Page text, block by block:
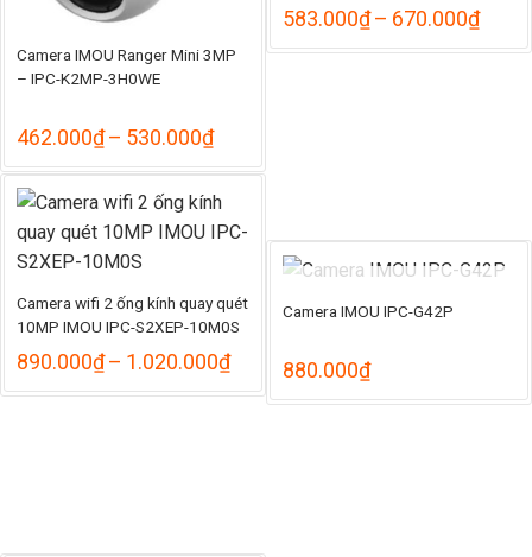
Camera IMOU Ranger Mini 3MP
– IPC-K2MP-3H0WE
462.000₫– 530.000₫Khoảng
từ
462.000₫
đến
530.000₫
583.000₫– 670.000₫
từ
Camera wifi 2 ống kính quay quét
10MP IMOU IPC-S2XEP-10M0S
890.000₫– 1.020.000₫Khoảng
từ
HẾT HÀNG
Camera IMOU IPC-G42P
880.000₫